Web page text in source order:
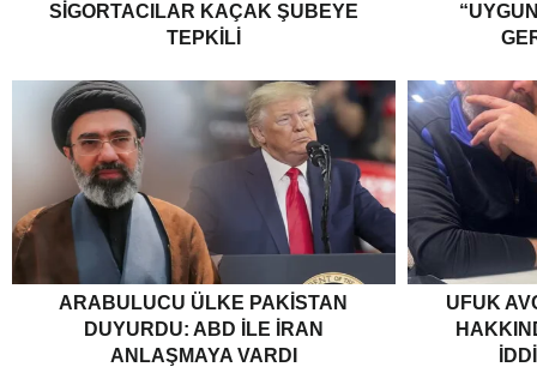
SIGORTACILAR KAÇAK ŞUBEYE
TEPKILI
ARABULUCU ÜLKE PAKISTAN
DUYURDU: ABD ILE İRAN
ANLAŞMAYA VARDI
UFUK